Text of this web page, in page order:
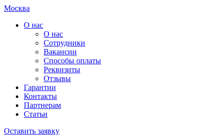
Москва
О нас
О нас
Сотрудники
Вакансии
Способы оплаты
Реквизиты
Отзывы
Гарантии
Контакты
Партнерам
Статьи
Оставить заявку